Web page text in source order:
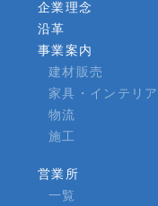
企業理念
沿革
事業案内
建材販売
家具・インテリア
物流
施工
営業所
一覧